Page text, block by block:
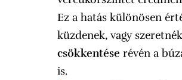
Ez a hatás különösen
küzdenek, vagy
csökkentése révén a
is.